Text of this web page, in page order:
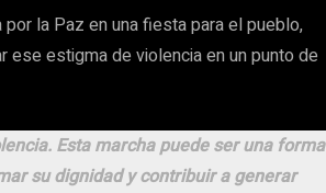
la Paz en una fiesta para el pueblo,
estigma de violencia en un punto de
Esta marcha puede ser una forma
su dignidad y contribuir a generar